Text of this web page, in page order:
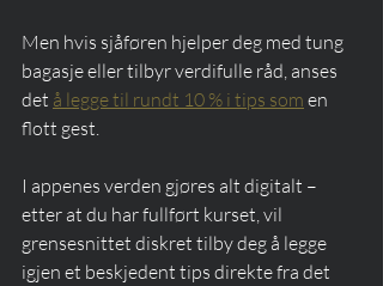
Men hvis sjåføren hjelper deg med tung
bagasje eller tilbyr verdifulle råd, anses
det å legge til rundt 10 % i tips som en
flott gest.
I appenes verden gjøres alt digitalt –
etter at du har fullført kurset, vil
grensesnittet diskret tilby deg å legge
igjen et beskjedent tips direkte fra det